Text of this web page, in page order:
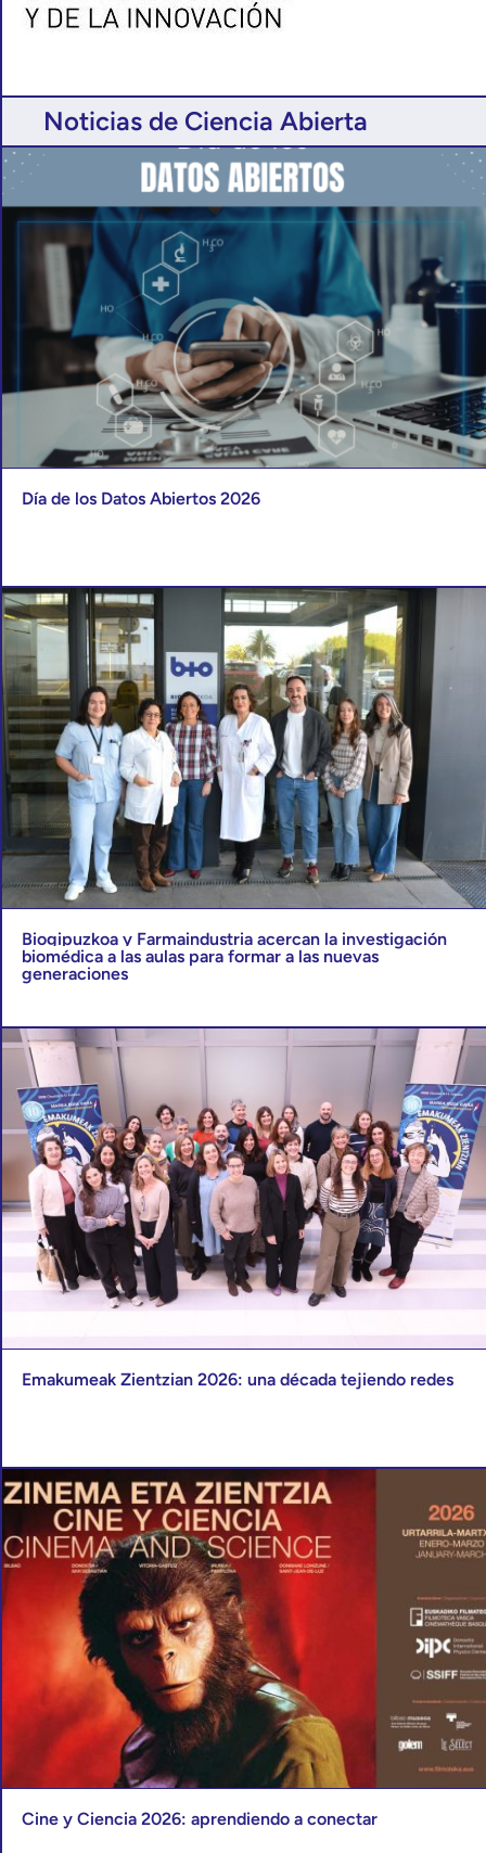
Noticias de Ciencia Abierta
Día de los Datos Abiertos 2026
Biogipuzkoa y Farmaindustria acercan la investigación
biomédica a las aulas para formar a las nuevas
generaciones
Emakumeak Zientzian 2026: una década tejiendo redes
Cine y Ciencia 2026: aprendiendo a conectar